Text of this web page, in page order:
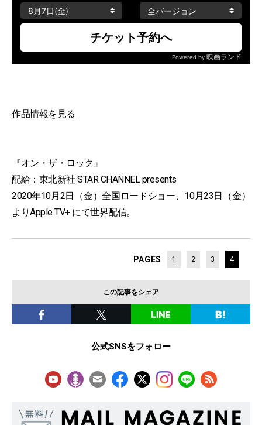
作品情報を見る
『オン・ザ・ロック』
配給：東北新社 STAR CHANNEL presents
2020年10月2日（金）全国ロードショー、10月23日（金）
よりApple TV+ にて世界配信。
PAGES 1 2 3 4
この記事をシェア
公式SNSをフォロー